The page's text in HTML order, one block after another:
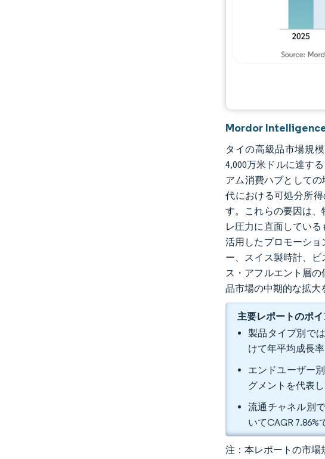
Mordor
タイの高級品市場規
4,000万米ドルに達す
アム消費ハブとして
代における可処分所
す。これらの要因は
レ圧力に直面してい
活用したプロモーシ
ー、スイス製時計、
ス・アフルエント層
品市場の中期的な拡大
主要レポートのポイ
製品タイプ別で
けて年平均成長
エンドユーザー
グメントを代表し
流通チャネル別
いてCAGR 7.86%
注：本レポートの市場